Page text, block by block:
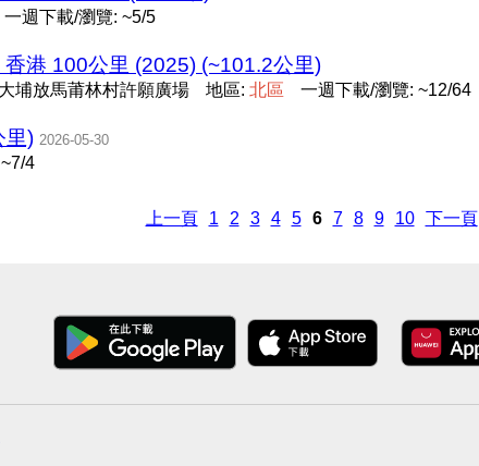
一週下載/瀏覽: ~5/5
港 100公里 (2025) (~101.2公里)
埔放馬莆林村許願廣場 地區: 北區 一週下載/瀏覽: ~12/64
里) 2026-05-30
4
上一頁 1 2 3 4 5 6 7 8 9 10 下一頁